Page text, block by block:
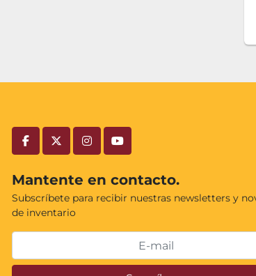
facebooktwitterinstagramyoutube
Mantente en contacto.
Subscríbete para recibir nuestras newsletters y
de inventario